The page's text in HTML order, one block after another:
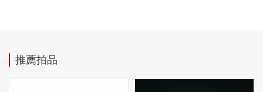
推薦拍品